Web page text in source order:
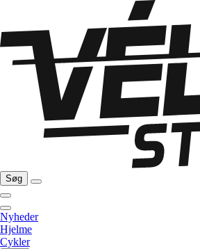
Søg
Nyheder
Hjelme
Cykler